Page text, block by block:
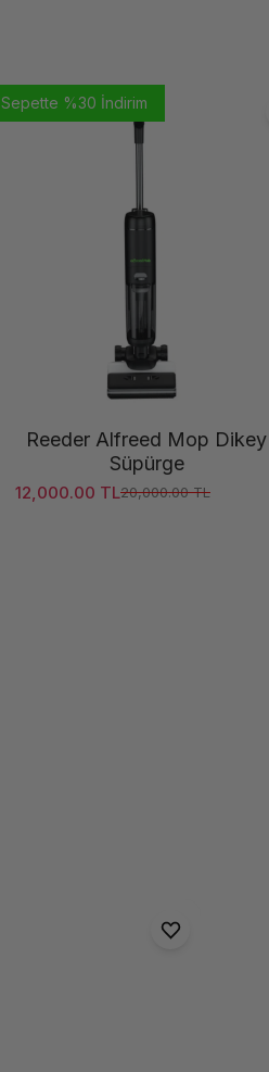
Sepette %30 İndirim
Reeder Alfreed Mop Dikey
Süpürge
Satış ücreti
12,000.00 TL
Normal fiyat 20,000.00 TL